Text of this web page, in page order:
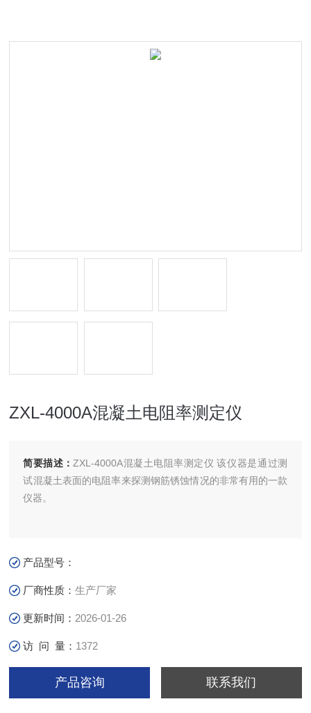
ZXL-4000A混凝土电阻率测定仪
简要描述： ZXL-4000A混凝土电阻率测定仪 该仪器是通过测
试混凝土表面的电阻率来探测钢筋锈蚀情况的非常有用的一款
仪器。
产品型号：
厂商性质：生产厂家
更新时间： 2026-01-26
访 问 量： 1372
产品咨询 联系我们